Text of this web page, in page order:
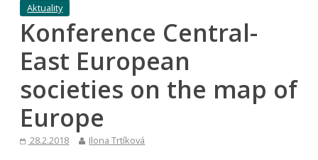
Aktuality
Konference Central-
East European
societies on the map of
Europe
28.2.2018 Ilona Trtíková